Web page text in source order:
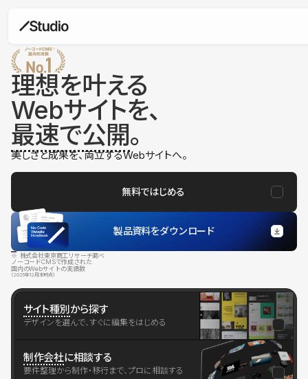
理想を叶える
Webサイトを、
最速で公開。
美しさと成果を、両立するWebサイトへ。
無料ではじめる
製品資料をダウンロード
※ 株式会社東京商工リサーチ調べ
ノーコードCMSで作成された
国内のWebサイトの実績数
（2025年12月末時点）
サイト種別から探す
デザインを選んで、すぐに編集をはじめる
制作会社に相談する
要件整理から制作・移行まで、プロに相談する